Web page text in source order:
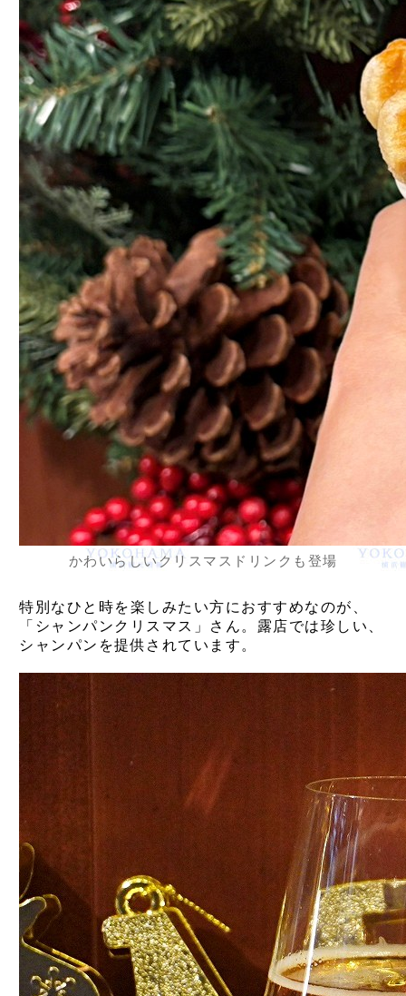
かわいらしいクリスマスドリンクも登場
特別なひと時を楽しみたい方におすすめなのが、
「シャンパンクリスマス」さん。露店では珍しい、
シャンパンを提供されています。